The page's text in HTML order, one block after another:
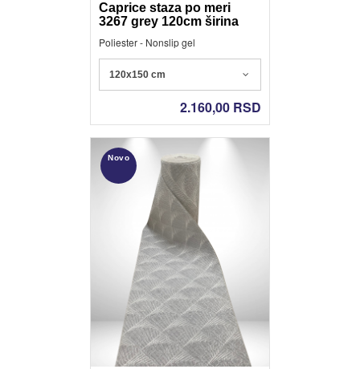
Caprice staza po meri
3267 grey 120cm širina
Poliester - Nonslip gel
120x150 cm
2.160,00 RSD
Novo